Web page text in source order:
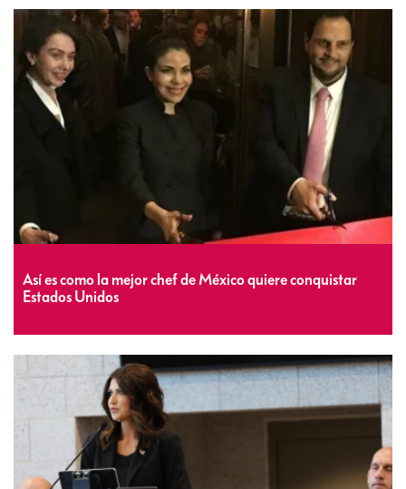
Así es como la mejor chef de México quiere conquistar
Estados Unidos